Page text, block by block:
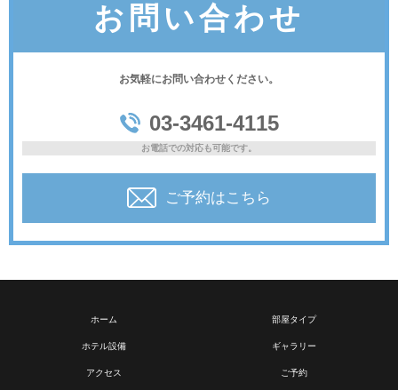
お問い合わせ
お気軽にお問い合わせください。
03-3461-4115
お電話での対応も可能です。
ご予約はこちら
ホーム 部屋タイプ
ホテル設備 ギャラリー
アクセス ご予約